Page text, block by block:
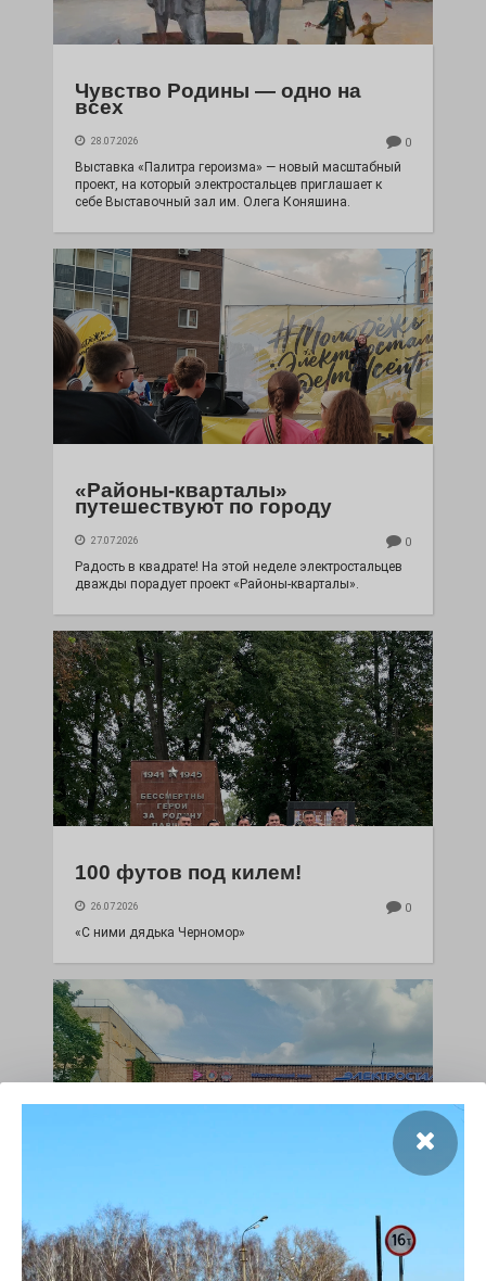
Чувство Родины — одно на
всех
28.07.2026 0
Выставка «Палитра героизма» — новый масштабный
проект, на который электростальцев приглашает к
себе Выставочный зал им. Олега Коняшина.
«Районы-кварталы»
путешествуют по городу
27.07.2026 0
Радость в квадрате! На этой неделе электростальцев
дважды порадует проект «Районы-кварталы».
100 футов под килем!
26.07.2026 0
«С ними дядька Черномор»
Юбилейным курсом
26.07.2026 0